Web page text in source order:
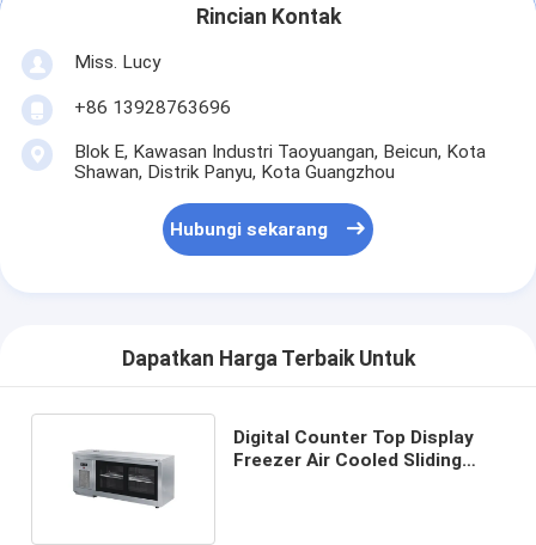
Lemari Es Meja Kerja
Pembuat es
Rincian Kontak
Miss. Lucy
+86 13928763696
Blok E, Kawasan Industri Taoyuangan, Beicun, Kota
Shawan, Distrik Panyu, Kota Guangzhou
Hubungi sekarang
Dapatkan Harga Terbaik Untuk
Digital Counter Top Display
Freezer Air Cooled Sliding